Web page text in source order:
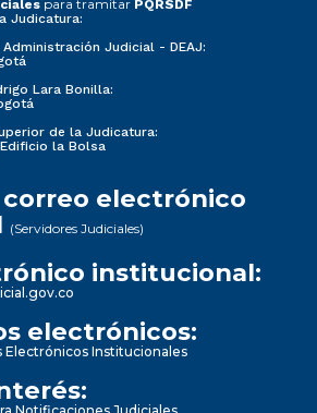
para tramitar PQRSDF
Judicatura:
Judicial - DEAJ:
Lara Bonilla:
de la Judicatura:
la Bolsa
correo electrónico
(Servidores Judiciales)
institucional:
electrónicos:
Institucionales